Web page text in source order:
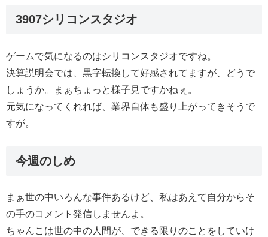
3907シリコンスタジオ
ゲームで気になるのはシリコンスタジオですね。
決算説明会では、黒字転換して好感されてますが、どうで
しょうか。まぁちょっと様子見ですかねぇ。
元気になってくれれば、業界自体も盛り上がってきそうで
すが。
今週のしめ
まぁ世の中いろんな事件あるけど、私はあえて自分からそ
の手のコメント発信しませんよ。
ちゃんこは世の中の人間が、できる限りのことをしていけ